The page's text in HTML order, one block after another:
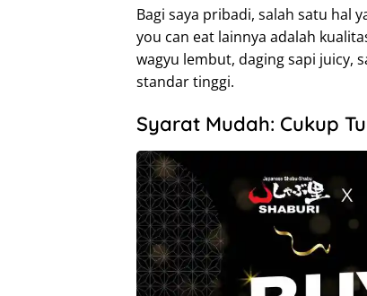
Bagi saya pribadi, salah satu hal
you can eat lainnya adalah
wagyu lembut, daging sapi juicy,
standar tinggi.
Syarat Mudah: Cukup